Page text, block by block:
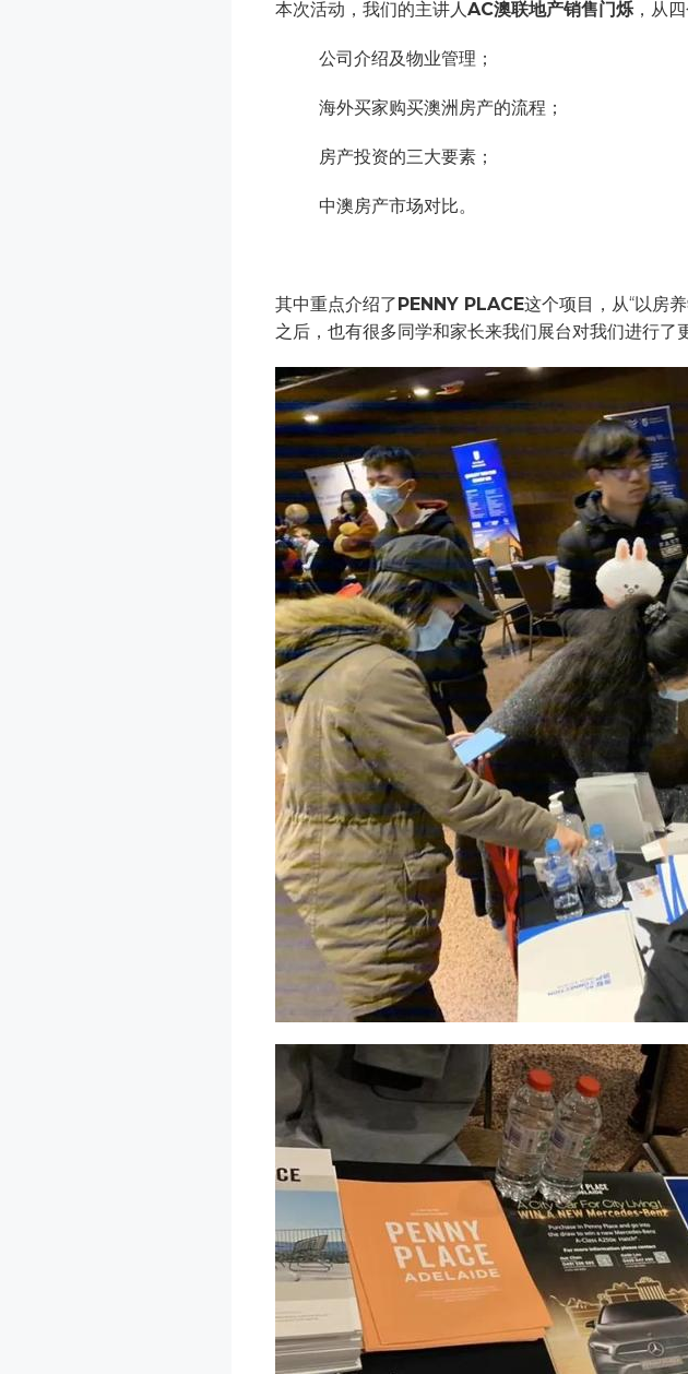
本次活动，我们的主讲人AC澳联地产销售门烁 ，从
公司介绍及物业管理；
海外买家购买澳洲房产的流程；
房产投资的三大要素；
中澳房产市场对比。
其中重点介绍了PENNY PLACE这个项目，从“以房
之后，也有很多同学和家长来我们展台对我们进行了